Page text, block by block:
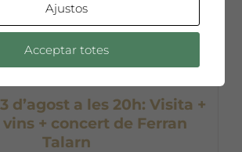
d’agost a les 20h: Visita +
+ concert de Ferran
Talarn
Ajustos
Acceptar totes